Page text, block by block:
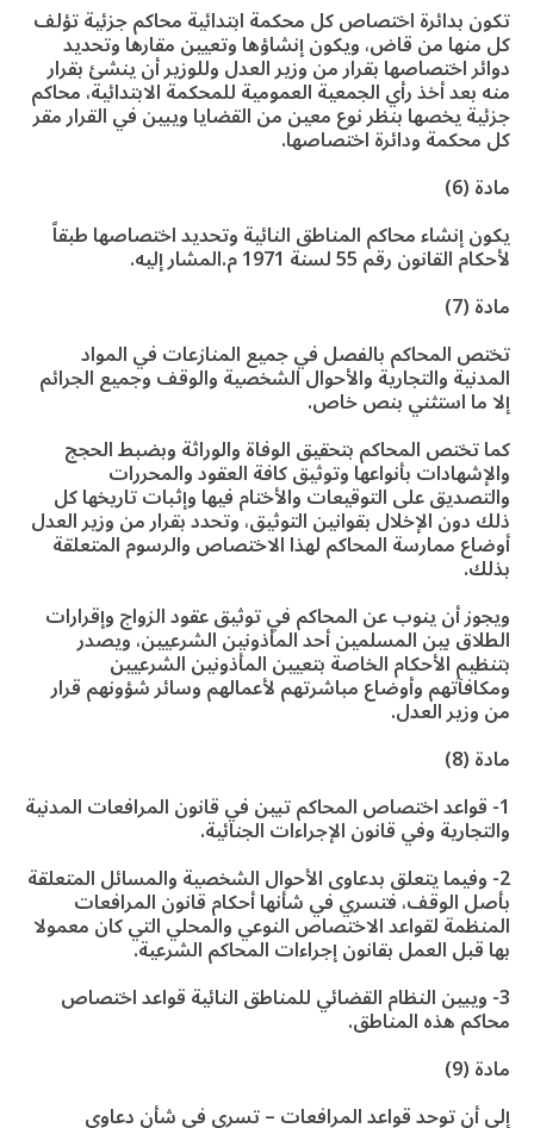
تكون بدائرة اختصاص كل محكمة ابتدائية محاكم جزئية تؤلف
كل منها من قاض، ويكون إنشاؤها وتعيين مقارها وتحديد
دوائر اختصاصها بقرار من وزير العدل وللوزير أن ينشئ بقرار
منه بعد أخذ رأي الجمعية العمومية للمحكمة الابتدائية، محاكم
جزئية يخصها بنظر نوع معين من القضايا ويبين في القرار مقر
كل محكمة ودائرة اختصاصها.
مادة (6)
يكون إنشاء محاكم المناطق النائية وتحديد اختصاصها طبقاً
لأحكام القانون رقم 55 لسنة 1971 م.المشار إليه.
مادة (7)
تختص المحاكم بالفصل في جميع المنازعات في المواد
المدنية والتجارية والأحوال الشخصية والوقف وجميع الجرائم
إلا ما استثني بنص خاص.
كما تختص المحاكم بتحقيق الوفاة والوراثة وبضبط الحجج
والإشهادات بأنواعها وتوثيق كافة العقود والمحررات
والتصديق على التوقيعات والأختام فيها وإثبات تاريخها كل
ذلك دون الإخلال بقوانين التوثيق، وتحدد بقرار من وزير العدل
أوضاع ممارسة المحاكم لهذا الاختصاص والرسوم المتعلقة
بذلك.
ويجوز أن ينوب عن المحاكم في توثيق عقود الزواج وإقرارات
الطلاق بين المسلمين أحد المأذونين الشرعيين، ويصدر
بتنظيم الأحكام الخاصة بتعيين المأذونين الشرعيين
ومكافآتهم وأوضاع مباشرتهم لأعمالهم وسائر شؤونهم قرار
من وزير العدل.
مادة (8)
1- قواعد اختصاص المحاكم تبين في قانون المرافعات المدنية
والتجارية وفي قانون الإجراءات الجنائية.
2- وفيما يتعلق بدعاوى الأحوال الشخصية والمسائل المتعلقة
بأصل الوقف، فتسري في شأنها أحكام قانون المرافعات
المنظمة لقواعد الاختصاص النوعي والمحلي التي كان معمولا
بها قبل العمل بقانون إجراءات المحاكم الشرعية.
3- ويبين النظام القضائي للمناطق النائية قواعد اختصاص
محاكم هذه المناطق.
مادة (9)
إلى أن توحد قواعد المرافعات – تسري في شأن دعاوى